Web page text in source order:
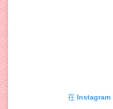
在 Instagram